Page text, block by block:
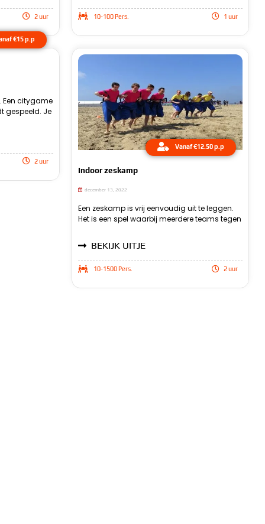
2 uur 10-100 Pers. 1 uur
geregeld worden.
€15 p.p
citygame
gespeeld. Je
nieuwe
is dit ook het
team allerlei
binnen
2 uur
Vanaf €12.50 p.p
Indoor zeskamp
december 13, 2022
Een zeskamp is vrij eenvoudig uit te leggen.
Het is een spel waarbij meerdere teams tegen
elkaar komen te staan. Je rouleert zolang, tot
dat ieder team tegenover elkaar heeft
gestaan. Het heet dan een zeskamp, omdat
er dan gebruikt wordt gemaakt van zes
BEKIJK UITJE
10-1500 Pers. 2 uur